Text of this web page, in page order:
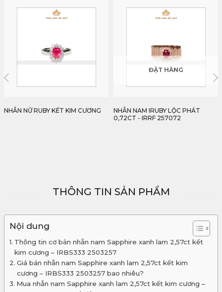
NHẪN NAM IRUBY LỘC PHÁT
ĐẶT HÀNG
NHẪN NAM RUBY FACET PHONG
CÁCH ROLEX 0,76CT - IRRF
THÔNG TIN SẢN PHẨM
Nội dung
Thông tin cơ bản nhẫn nam Sapphire xanh lam 2,57ct kết
kim cương – IRBS333 2503257
Giá bán nhẫn nam Sapphire xanh lam 2,57ct kết kim
cương – IRBS333 2503257 bao nhiêu?
Mua nhẫn nam Sapphire xanh lam 2,57ct kết kim cương –